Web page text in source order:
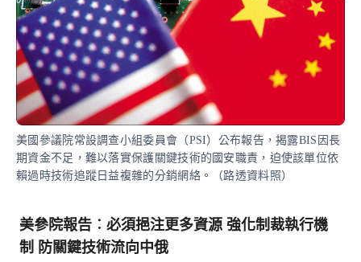
美國參議院常設調查小組委員會（PSI）公布報告，揭露BIS因長
期資金不足，難以落實保護關鍵技術的國安職責，迫使該單位依
賴過時技術追蹤日益複雜的分銷網絡。（路透資料照）
美參院報告︰必須挹注更多資源 強化制裁執行機
制 防關鍵技術流向中俄